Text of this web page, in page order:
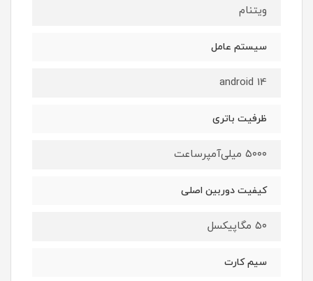
ویتنام
سیستم عامل
android 14
ظرفیت باتری
۵۰۰۰ میلی‌آمپرساعت
کیفیت دوربین اصلی
۵۰ مگاپیکسل
سیم کارت